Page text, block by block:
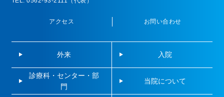
アクセス お問い合わせ
外来 入院
診療科・センター・部
門
当院について